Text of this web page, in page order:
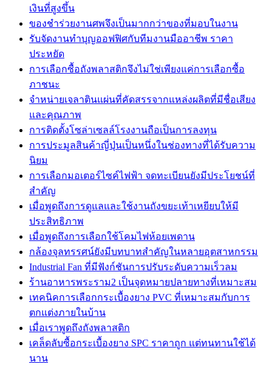
เงินที่สูงขึ้น
ของชำร่วยงานศพจึงเป็นมากกว่าของที่มอบในงาน
รับจัดงานทำบุญออฟฟิศกับทีมงานมืออาชีพ ราคา
ประหยัด
การเลือกซื้อถังพลาสติกจึงไม่ใช่เพียงแค่การเลือกซื้อ
ภาชนะ
จำหน่ายเจลาตินแผ่นที่คัดสรรจากแหล่งผลิตที่มีชื่อเสียง
และคุณภาพ
การติดตั้งโซล่าเซลล์โรงงานถือเป็นการลงทุน
การประมูลสินค้าญี่ปุ่นเป็นหนึ่งในช่องทางที่ได้รับความ
นิยม
การเลือกมอเตอร์ไซค์ไฟฟ้า จดทะเบียนยังมีประโยชน์ที่
สำคัญ
เมื่อพูดถึงการดูแลและใช้งานถังขยะเท้าเหยียบให้มี
ประสิทธิภาพ
เมื่อพูดถึงการเลือกใช้โคมไฟห้อยเพดาน
กล้องจุลทรรศน์ยังมีบทบาทสำคัญในหลายอุตสาหกรรม
Industrial Fan ที่มีฟังก์ชันการปรับระดับความเร็วลม
ร้านอาหารพระราม2 เป็นจุดหมายปลายทางที่เหมาะสม
เทคนิคการเลือกกระเบื้องยาง PVC ที่เหมาะสมกับการ
ตกแต่งภายในบ้าน
เมื่อเราพูดถึงถังพลาสติก
เคล็ดลับซื้อกระเบื้องยาง SPC ราคาถูก แต่ทนทานใช้ได้
นาน